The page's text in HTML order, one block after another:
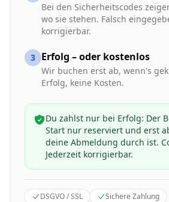
Bei den Sicherheitscodes
wo sie stehen. Falsch
korrigierbar.
3 Erfolg – oder kostenlos
Wir buchen erst ab, wenn's
Erfolg, keine Kosten.
Du zahlst nur bei Erfolg: Der
Start nur reserviert und erst
deine Abmeldung durch ist.
Jederzeit korrigierbar.
DSGVO / SSL
Sichere Zahlung